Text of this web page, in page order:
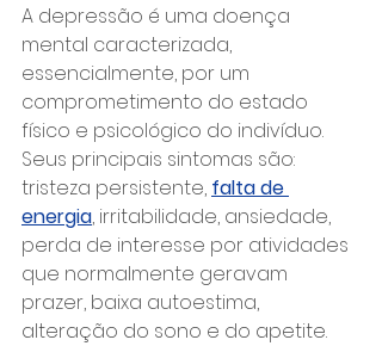
A depressão é uma doença
mental caracterizada,
essencialmente, por um
comprometimento do estado
físico e psicológico do indivíduo.
Seus principais sintomas são:
tristeza persistente, falta de
energia, irritabilidade, ansiedade,
perda de interesse por atividades
que normalmente geravam
prazer, baixa autoestima,
alteração do sono e do apetite.